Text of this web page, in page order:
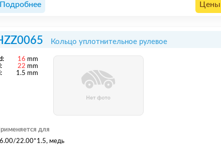
Подробнее Цены
Кольцо уплотнительное рулевое
16 mm
22 mm
1.5 mm
для
22.00*1.5, медь